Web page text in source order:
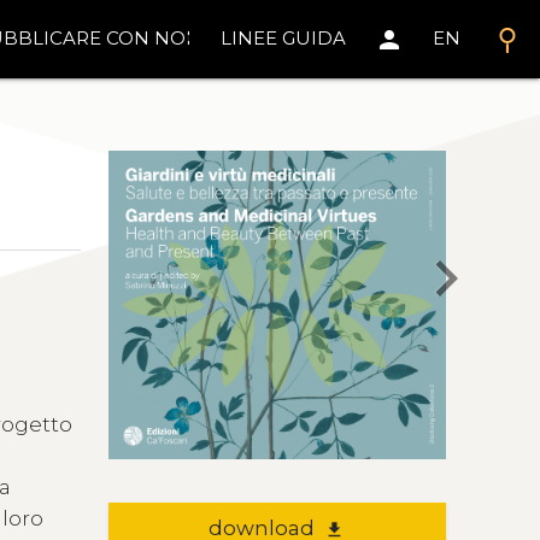
search
CON NOI LINEE GUIDA person EN
chevron_right
download file_download